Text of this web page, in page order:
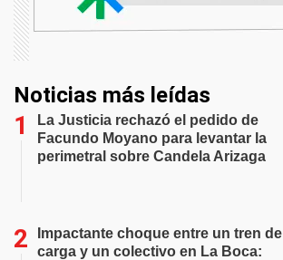
Noticias más leídas
La Justicia rechazó el pedido de
Facundo Moyano para levantar la
perimetral sobre Candela Arizaga
Impactante choque entre un tren de
carga y un colectivo en La Boca: